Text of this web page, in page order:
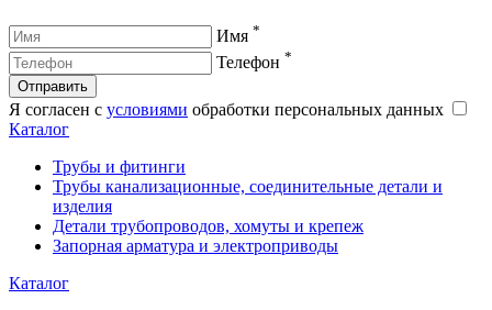
Имя *
Телефон *
Отправить
Я согласен с условиями обработки персональных данных
Каталог
Трубы и фитинги
Трубы канализационные, соединительные детали и
изделия
Детали трубопроводов, хомуты и крепеж
Запорная арматура и электроприводы
Каталог